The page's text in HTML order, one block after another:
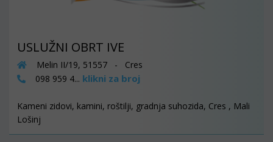
USLUŽNI OBRT IVE
Melin II/19, 51557 - Cres
098 959 4... klikni za broj
Kameni zidovi, kamini, roštilji, gradnja suhozida, Cres , Mali
Lošinj